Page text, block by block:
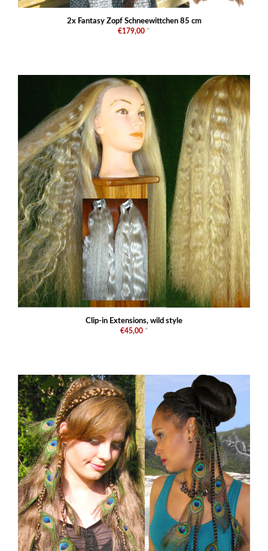
2x Fantasy Zopf Schneewittchen 85 cm
€179,00 *
Clip-in Extensions, wild style
€45,00 *